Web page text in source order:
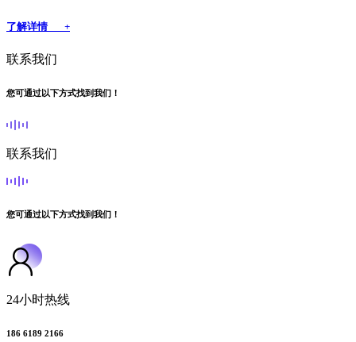
了解详情 +
联系我们
您可通过以下方式找到我们！
联系我们
您可通过以下方式找到我们！
24小时热线
186 6189 2166